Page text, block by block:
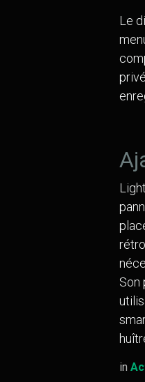
Le
Son
in
Chaussée
B-5080
Belgique